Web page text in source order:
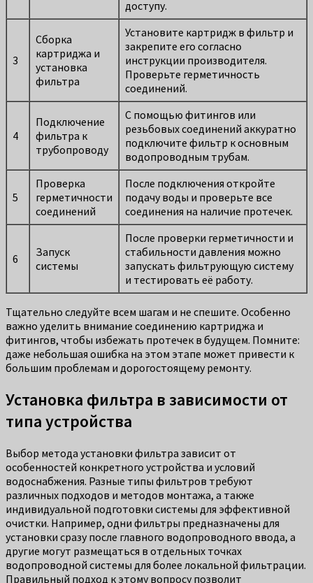
доступу.
3
Сборка
картриджа и
установка
фильтра
Установите картридж в фильтр и
закрепите его согласно
инструкции производителя.
Проверьте герметичность
соединений.
4
Подключение
фильтра к
трубопроводу
С помощью фитингов или
резьбовых соединений аккуратно
подключите фильтр к основным
водопроводным трубам.
5
Проверка
герметичности
соединений
После подключения откройте
подачу воды и проверьте все
соединения на наличие протечек.
6
Запуск
системы
После проверки герметичности и
стабильности давления можно
запускать фильтрующую систему
и тестировать её работу.
Тщательно следуйте всем шагам и не спешите. Особенно
важно уделить внимание соединению картриджа и
фитингов, чтобы избежать протечек в будущем. Помните:
даже небольшая ошибка на этом этапе может привести к
большим проблемам и дорогостоящему ремонту.
Установка фильтра в зависимости от
типа устройства
Выбор метода установки фильтра зависит от
особенностей конкретного устройства и условий
водоснабжения. Разные типы фильтров требуют
различных подходов и методов монтажа, а также
индивидуальной подготовки системы для эффективной
очистки. Например, одни фильтры предназначены для
установки сразу после главного водопроводного ввода, а
другие могут размещаться в отдельных точках
водопроводной системы для более локальной фильтрации.
Правильный подход к этому вопросу позволит